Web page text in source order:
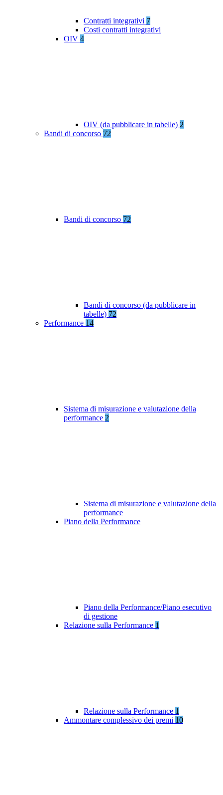
Contratti integrativi 7
Costi contratti integrativi
OIV 4
OIV (da pubblicare in tabelle) 2
Bandi di concorso 72
Bandi di concorso 72
Bandi di concorso (da pubblicare in
tabelle) 72
Performance 14
Sistema di misurazione e valutazione della
performance 2
Sistema di misurazione e valutazione della
performance
Piano della Performance
Piano della Performance/Piano esecutivo
di gestione
Relazione sulla Performance 1
Relazione sulla Performance 1
Ammontare complessivo dei premi 10